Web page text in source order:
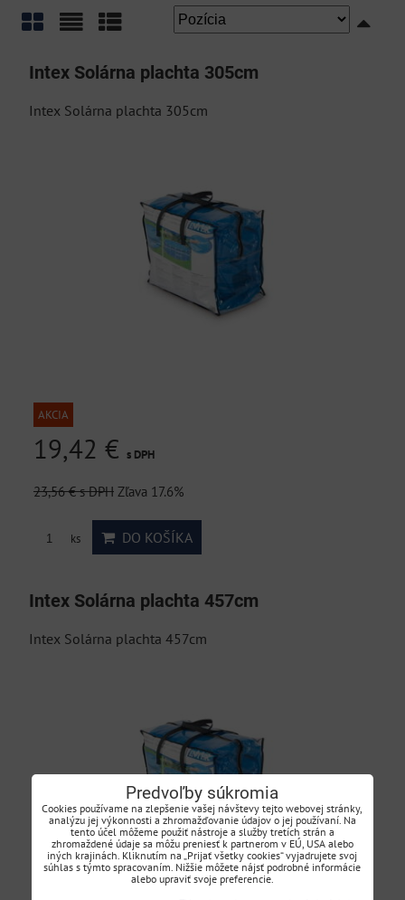
Intex Solárna plachta 305cm
Intex Solárna plachta 305cm
AKCIA
19,42 € s DPH
23,56 €s DPH Zľava 17.6%
ks DO KOŠÍKA
Intex Solárna plachta 457cm
Intex Solárna plachta 457cm
Predvoľby súkromia
Cookies používame na zlepšenie vašej návštevy tejto webovej stránky,
analýzu jej výkonnosti a zhromažďovanie údajov o jej používaní. Na
tento účel môžeme použiť nástroje a služby tretích strán a
zhromaždené údaje sa môžu preniesť k partnerom v EÚ, USA alebo
iných krajinách. Kliknutím na „Prijať všetky cookies“ vyjadrujete svoj
súhlas s týmto spracovaním. Nižšie môžete nájsť podrobné informácie
alebo upraviť svoje preferencie.